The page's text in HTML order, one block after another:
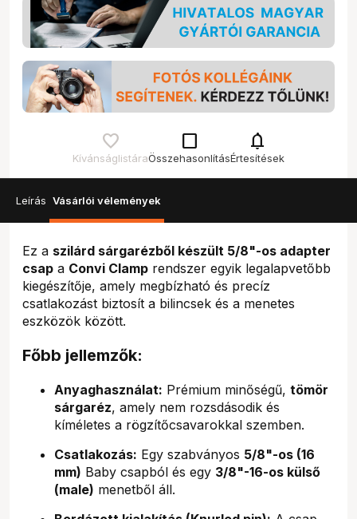
Kívánságlistára
check_box_outline_blank
Összehasonlítás
notifications
Értesítések
Leírás Vásárlói vélemények
Ez a szilárd sárgarézből készült 5/8"-os adapter
csap a Convi Clamp rendszer egyik legalapvetőbb
kiegészítője, amely megbízható és precíz
csatlakozást biztosít a bilincsek és a menetes
eszközök között.
Főbb jellemzők:
Anyaghasználat: Prémium minőségű, tömör
sárgaréz, amely nem rozsdásodik és
kíméletes a rögzítőcsavarokkal szemben.
Csatlakozás: Egy szabványos 5/8"-os (16
mm) Baby csapból és egy 3/8"-16-os külső
(male) menetből áll.